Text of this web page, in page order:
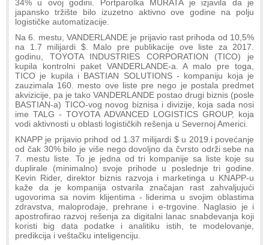
34% u ovoj godini. Portparolka MURATA je izjavila da je
japansko tržište bilo izuzetno aktivno ove godine na polju
logističke automatizacije.
Na 6. mestu, VANDERLANDE je prijavio rast prihoda od 10,5%
na 1.7 milijardi $. Malo pre publikacije ove liste za 2017.
godinu, TOYOTA INDUSTRIES CORPORATION (TICO) je
kupila kontrolni paket VANDERLANDE-a. A malo pre toga,
TICO je kupila i BASTIAN SOLUTIONS - kompaniju koja je
zauzimala 160. mesto ove liste pre nego je postala predmet
akvizicije, pa je tako VANDERLANDE postao drugi biznis (posle
BASTIAN-a) TICO-vog novog biznisa i divizije, koja sada nosi
ime TALG - TOYOTA ADVANCED LOGISTICS GROUP, koja
vodi aktivnosti u oblasti logističkih rešenja u Severnoj Americi.
KNAPP je prijavio prihod od 1.37 milijardi $ u 2019.i povećanje
od čak 30% bilo je više nego dovoljno da čvrsto održi sebe na
7. mestu liste. To je jedna od tri kompanije sa liste koje su
duplirale (minimalno) svoje prihode u poslednje tri godine.
Kevin Rider, direktor biznis razvoja i marketinga u KNAPP-u
kaže da je kompanija ostvarila značajan rast zahvaljujući
ugovorima sa novim klijentima - liderima u svojim oblastima
zdravstva, maloprodaje, prehrane i e-trgovine. Naglasio je i
apostrofirao razvoj rešenja za digitalni lanac snabdevanja koji
koristi big data podatke i analitiku istih, te modelovanje,
predikcija i veštačku inteligenciju.